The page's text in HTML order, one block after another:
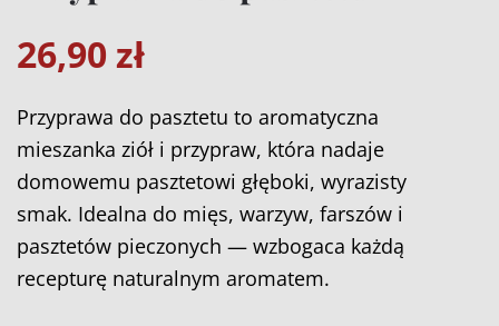
26,90 zł
Przyprawa do pasztetu to aromatyczna
mieszanka ziół i przypraw, która nadaje
domowemu pasztetowi głęboki, wyrazisty
smak. Idealna do mięs, warzyw, farszów i
pasztetów pieczonych — wzbogaca każdą
recepturę naturalnym aromatem.